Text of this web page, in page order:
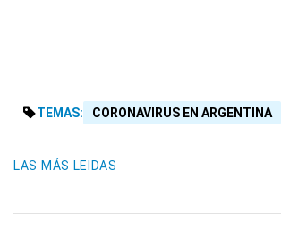
TEMAS: CORONAVIRUS EN ARGENTINA
LAS MÁS LEIDAS